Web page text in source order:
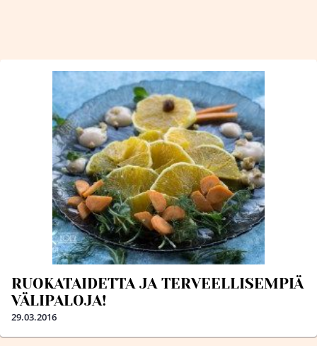
RUOKATAIDETTA JA TERVEELLISEMPIÄ
VÄLIPALOJA!
29.03.2016